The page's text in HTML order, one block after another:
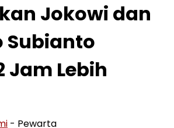
Jokowi dan
Subianto
Jam Lebih
- Pewarta